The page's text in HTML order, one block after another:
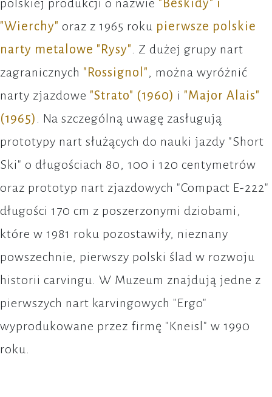
polskiej produkcji o nazwie "Beskidy" i
"Wierchy" oraz z 1965 roku pierwsze polskie
narty metalowe "Rysy" . Z dużej grupy nart
zagranicznych "Rossignol", można wyróżnić
narty zjazdowe "Strato" (1960) i "Major Alais"
(1965)
. Na szczególną uwagę zasługują
prototypy nart służących do nauki jazdy "Short
Ski" o długościach 80, 100 i 120 centymetrów
oraz prototyp nart zjazdowych "Compact E-222"
długości 170 cm z poszerzonymi dziobami,
które w 1981 roku pozostawiły, nieznany
powszechnie, pierwszy polski ślad w rozwoju
historii carvingu. W Muzeum znajdują jedne z
pierwszych nart karvingowych "Ergo"
wyprodukowane przez firmę "Kneisl" w 1990
roku.